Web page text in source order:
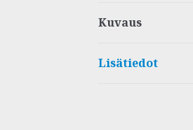
Kuvaus
Lisätiedot